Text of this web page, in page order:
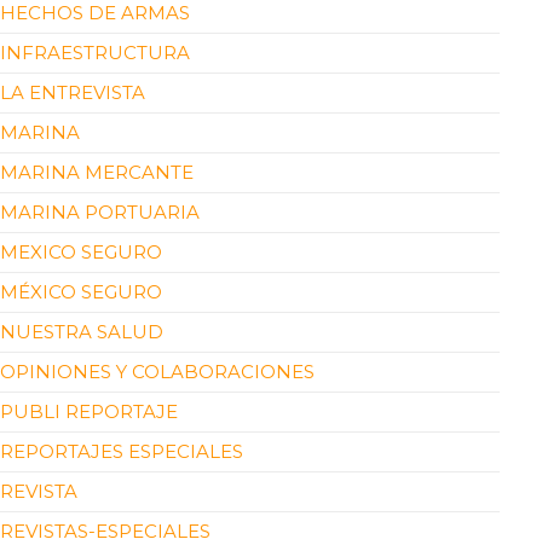
HECHOS DE ARMAS
INFRAESTRUCTURA
LA ENTREVISTA
MARINA
MARINA MERCANTE
MARINA PORTUARIA
MEXICO SEGURO
MÉXICO SEGURO
NUESTRA SALUD
OPINIONES Y COLABORACIONES
PUBLI REPORTAJE
REPORTAJES ESPECIALES
REVISTA
REVISTAS-ESPECIALES